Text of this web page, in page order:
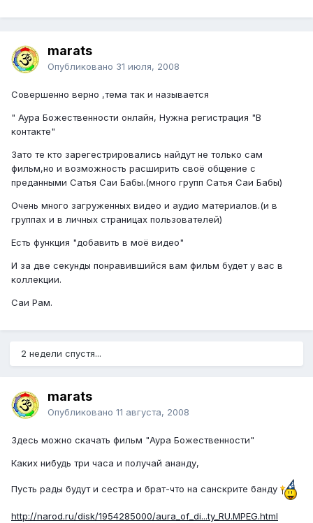
marats
Опубликовано 31 июля, 2008
Совершенно верно ,тема так и называется
" Аура Божественности онлайн, Нужна регистрация "В
контакте"
Зато те кто зарегестрировались найдут не только сам
фильм,но и возможность расширить своё общение с
преданными Сатья Саи Бабы.(много групп Сатья Саи Бабы)
Очень много загруженных видео и аудио материалов.(и в
группах и в личных страницах пользователей)
Есть функция "добавить в моё видео"
И за две секунды понравившийся вам фильм будет у вас в
коллекции.
Саи Рам.
2 недели спустя...
marats
Опубликовано 11 августа, 2008
Здесь можно скачать фильм "Аура Божественности"
Каких нибудь три часа и получай ананду,
Пусть рады будут и сестра и брат-что на санскрите банду
http://narod.ru/disk/1954285000/aura_of_di...ty_RU.MPEG.html